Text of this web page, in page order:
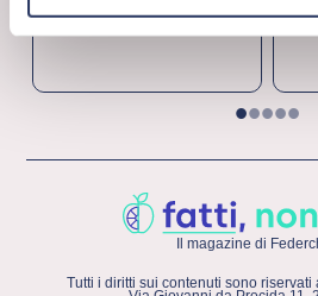
12345
Il magazine di
Tutti i diritti sui contenuti sono riservati